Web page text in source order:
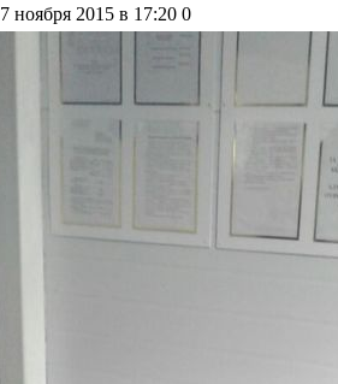
7 ноября 2015 в 17:20 0